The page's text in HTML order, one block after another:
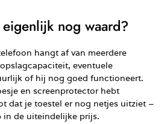
nog waard?
hangt af van meerdere
eventuele
of hij nog goed functioneert.
en screenprotector hebt
dat je toestel er nog netjes uitziet –
in de uiteindelijke prijs.